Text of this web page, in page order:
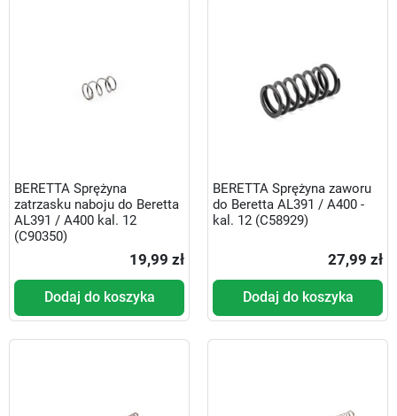
BERETTA Sprężyna
zatrzasku naboju do Beretta
AL391 / A400 kal. 12
(C90350)
19,99 zł
Dodaj do koszyka
BERETTA Sprężyna zaworu
do Beretta AL391 / A400 -
kal. 12 (C58929)
27,99 zł
Dodaj do koszyka